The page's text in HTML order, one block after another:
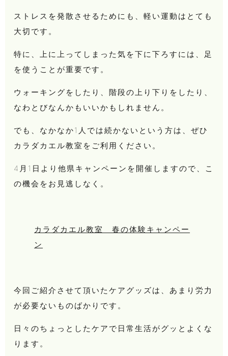
ストレスを発散させるためにも、軽い運動はとても
大切です。
特に、上に上ってしまった気を下に下ろすには、足
を使うことが重要です。
ウォーキングをしたり、階段の上り下りをしたり、
なわとびなんかもいいかもしれません。
でも、なかなか1人では続かないという方は、ぜひ
カラダカエル教室をご利用ください。
4月1日より他県キャンペーンを開催しますので、こ
の機会をお見逃しなく。
カラダカエル教室 春の体験キャンペー
ン
今回ご紹介させて頂いたケアグッズは、あまり労力
が必要ないものばかりです。
日々のちょっとしたケアで日常生活がグッとよくな
ります。